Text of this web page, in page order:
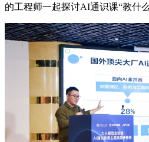
的工程师一起探讨AI通识课“教什么